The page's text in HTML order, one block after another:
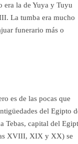
era la de Yuya y Tuyu
La tumba era mucho
funerario más o
es de las pocas que
del Egipto
Tebas, capital del
XVIII, XIX y XX) se